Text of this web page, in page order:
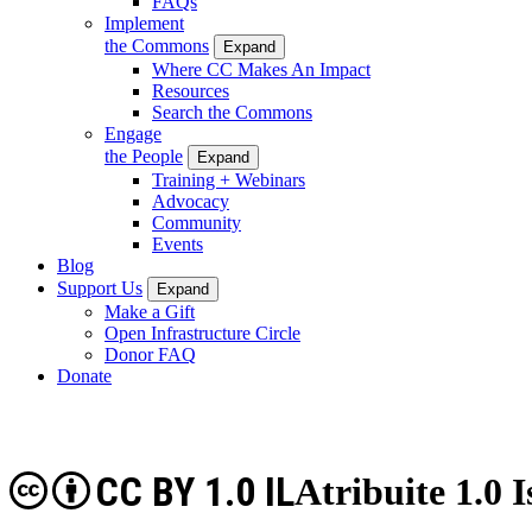
Implement
the Commons
Expand
Where CC Makes An Impact
Resources
Search the Commons
Engage
the People
Expand
Training + Webinars
Advocacy
Community
Events
Blog
Support Us
Expand
Make a Gift
Open Infrastructure Circle
Donor FAQ
Donate
Atribuite 1.0
CC BY 1.0 IL